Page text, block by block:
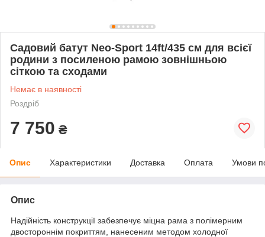
Садовий батут Neo-Sport 14ft/435 см для всієї
родини з посиленою рамою зовнішньою
сіткою та сходами
Немає в наявності
Роздріб
7 750 ₴
Опис Характеристики Доставка Оплата Умови
Опис
Надійність конструкції забезпечує міцна рама з полімерним
двостороннім покриттям, нанесеним методом холодної